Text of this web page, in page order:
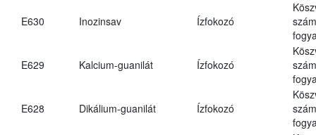
E630 Inozinsav Ízfokozó
E629 Kalcium-guanilát Ízfokozó
E628 Dikálium-guanilát Ízfokozó